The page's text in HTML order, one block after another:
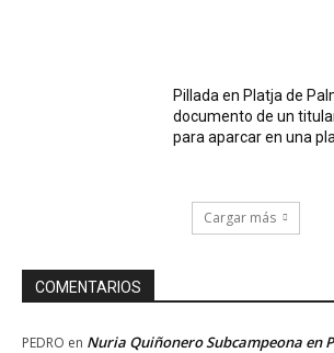
Pillada en Platja de
documento de un
para aparcar en una
Cargar más
COMENTARIOS
PEDRO en Nuria Quiñonero Subcampeona en